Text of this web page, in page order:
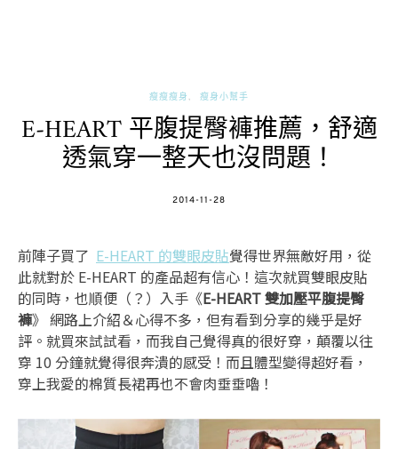
瘦瘦瘦身 瘦身小幫手
E-HEART 平腹提臀褲推薦，舒適
透氣穿一整天也沒問題！
POSTED
2014-11-28
前陣子買了 E-HEART 的雙眼皮貼覺得世界無敵好用，從
此就對於 E-HEART 的產品超有信心！這次就買雙眼皮貼
的同時，也順便（？）入手《E-HEART 雙加壓平腹提臀
褲》 網路上介紹＆心得不多，但有看到分享的幾乎是好
評。就買來試試看，而我自己覺得真的很好穿，顛覆以往
穿 10 分鐘就覺得很奔潰的感受！而且體型變得超好看，
穿上我愛的棉質長裙再也不會肉垂垂嚕！